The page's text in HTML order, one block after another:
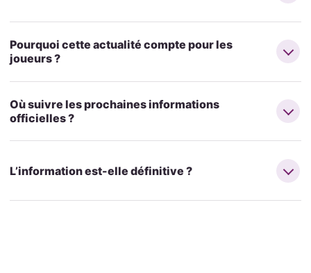
Pourquoi cette actualité compte pour les
joueurs ?
Où suivre les prochaines informations
officielles ?
L’information est-elle définitive ?